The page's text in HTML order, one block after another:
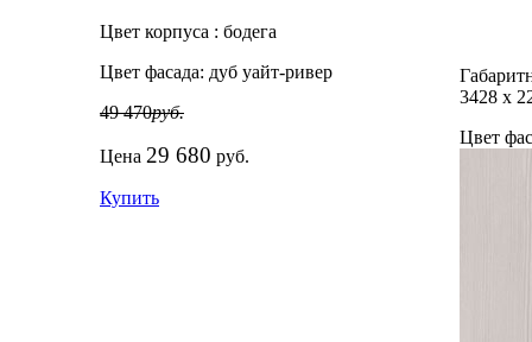
Цвет корпуса : бодега
Цвет фасада: дуб уайт-ривер
49 470руб.
Цена 29 680 руб.
Купить
3428 х
Цвет